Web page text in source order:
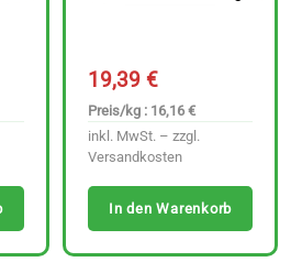
19,39€
Preis/kg : 16,16 €
inkl. MwSt. – zzgl.
Versandkosten
In den Warenkorb